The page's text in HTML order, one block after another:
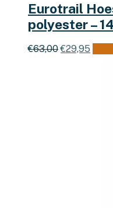
Eurotrail
polyester –
€63,00 €29,95